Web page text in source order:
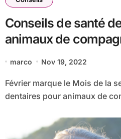
Conseils de santé
animaux de
marco Nov 19, 2022
Février marque le Mois de la sensibilisation aux soins
dentaires pour animaux de